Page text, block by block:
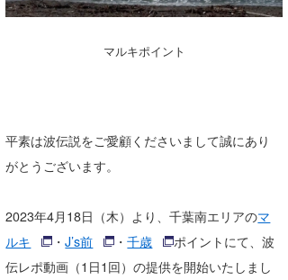
会員メニュー
今月のプレゼントマルキポイント
平素は波伝説をご愛顧くださいまして誠にあり
がとうございます。
2023年4月18日（木）より、千葉南エリアのマ
ルキ
・J’s前 ・千歳
ポイントにて、波
伝レポ動画（1日1回）の提供を開始いたしまし
ショップ情報
千葉南
沖縄
ウラナミ
VOTE!
サーファーズ